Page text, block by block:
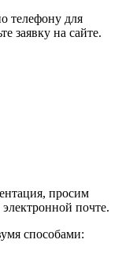
телефону для
заявку на сайте.
просим
почте.
способами: